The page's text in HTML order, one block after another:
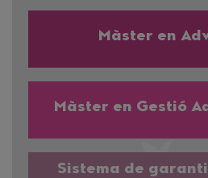
Màster en
Màster en Gestió
Sistema de